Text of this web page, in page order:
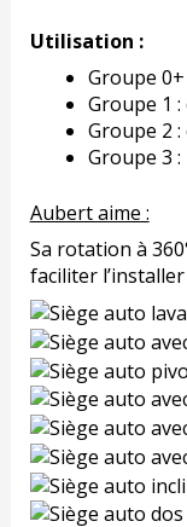
Utilisation :
Groupe
Groupe 1 :
Groupe 2 :
Groupe 3 :
Aubert aime :
Sa rotation à
faciliter